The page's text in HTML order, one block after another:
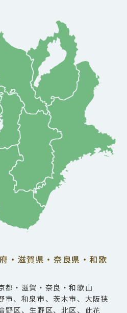
・滋賀県・奈良県・和歌
都・滋賀・奈良・和歌山
市、和泉市、茨木市、大阪狭
野区、生野区、北区、此花